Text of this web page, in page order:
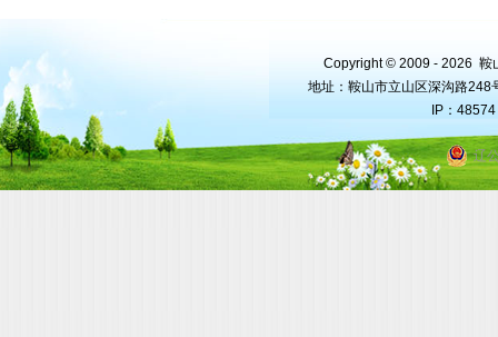
Copyright © 2009 - 2026 鞍
地址：鞍山市立山区深沟路
IP：
辽